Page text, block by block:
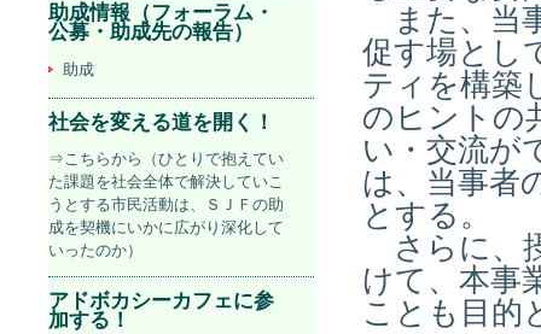
また、当
促す場とし
ティを構築
のヒントの
い・交流が
は、当事者
とする。
さらに、
けて、本事
ことも目的
助成情報（フォーラム・
公募・助成先の報告）
助成
社会を変える道を開く！
⇒こちらから（ひとりで抱えてい
た課題を社会全体で解決していこ
うとする市民活動は、ＳＪＦの助
成を契機にいかに広がり深化して
いったのか）
アドボカシーカフェに参
加する！